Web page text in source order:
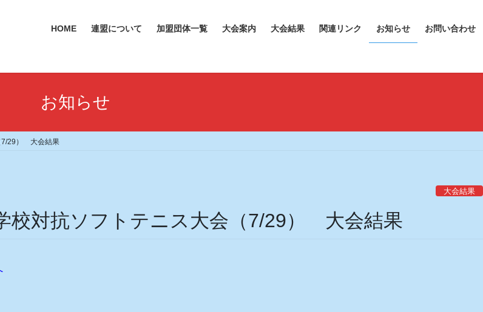
HOME 連盟について 加盟団体一覧 大会案内 大会結果 関連リンク お知らせ お問い合わせ
お知らせ
7/29） 大会結果
大会結果
対抗ソフトテニス大会（7/29） 大会結果